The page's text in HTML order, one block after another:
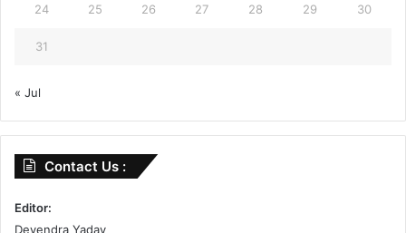
24 25 26 27 28 29 30
31
« Jul
Contact Us :
Editor:
Devendra Yadav